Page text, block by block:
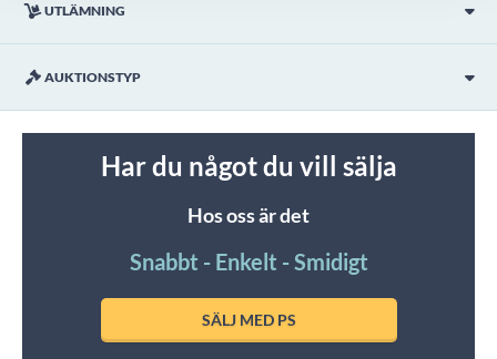
UTLÄMNING
AUKTIONSTYP
Har du något du vill sälja
Hos oss är det
Snabbt - Enkelt - Smidigt
SÄLJ MED PS